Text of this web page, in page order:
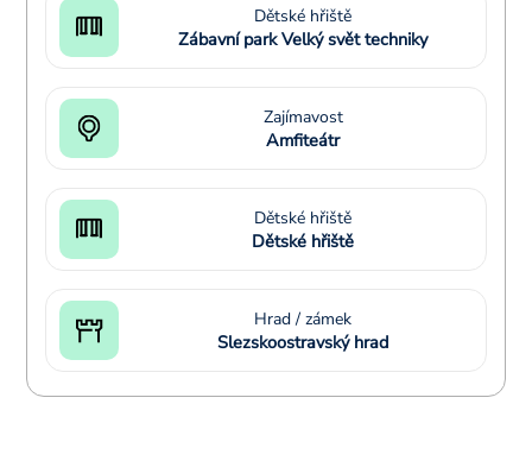
Dětské hřiště
Zábavní park Velký svět techniky
Zajímavost
Amfiteátr
Dětské hřiště
Dětské hřiště
Hrad / zámek
Slezskoostravský hrad